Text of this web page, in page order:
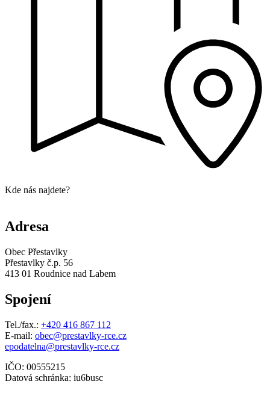
Kde nás najdete?
Adresa
Obec Přestavlky
Přestavlky č.p. 56
413 01 Roudnice nad Labem
Spojení
Tel./fax.: +420 416 867 112
E-mail: obec@prestavlky-rce.cz
epodatelna@prestavlky-rce.cz
IČO: 00555215
Datová schránka: iu6busc